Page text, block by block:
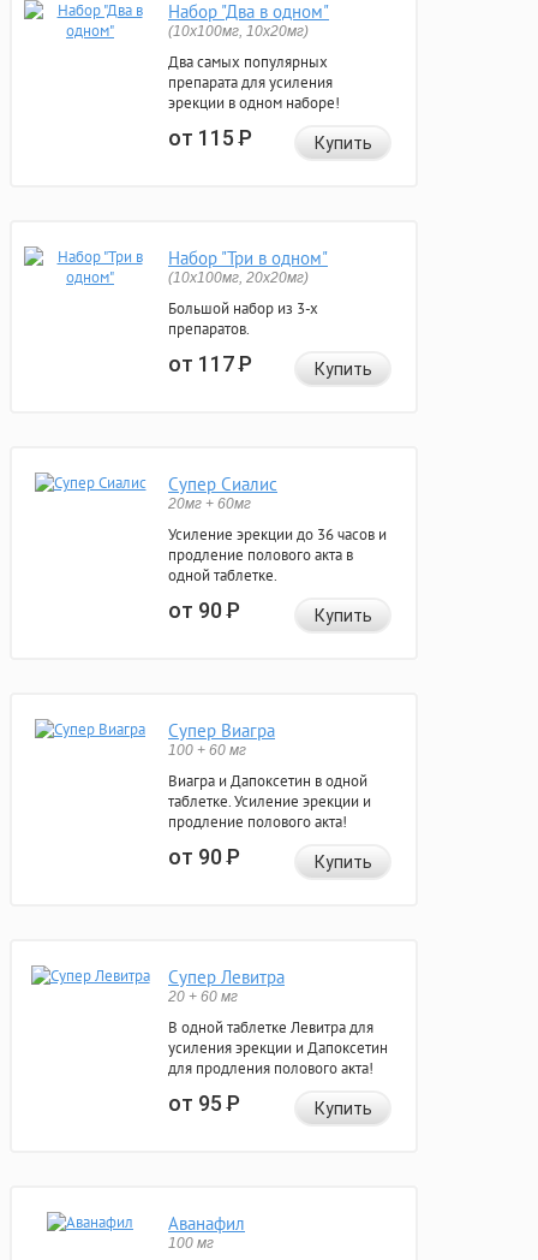
Набор "Два в одном"
(10x100мг, 10x20мг)
Два самых популярных
препарата для усиления
эрекции в одном наборе!
от 115Р Купить
Набор "Три в одном"
(10x100мг, 20x20мг)
Большой набор из 3-х
препаратов.
от 117Р Купить
Супер Сиалис
20мг + 60мг
Усиление эрекции до 36 часов и
продление полового акта в
одной таблетке.
от 90Р Купить
Супер Виагра
100 + 60 мг
Виагра и Дапоксетин в одной
таблетке. Усиление эрекции и
продление полового акта!
от 90Р Купить
Супер Левитра
20 + 60 мг
В одной таблетке Левитра для
усиления эрекции и Дапоксетин
для продления полового акта!
от 95Р Купить
Аванафил
100 мг